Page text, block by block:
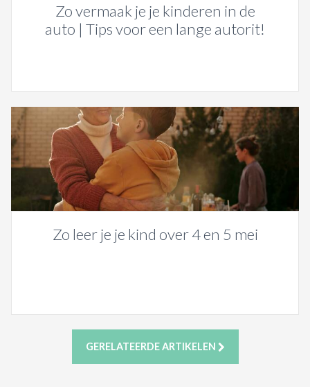
Zo vermaak je je kinderen in de
auto | Tips voor een lange autorit!
Zo leer je je kind over 4 en 5 mei
GERELATEERDE ARTIKELEN